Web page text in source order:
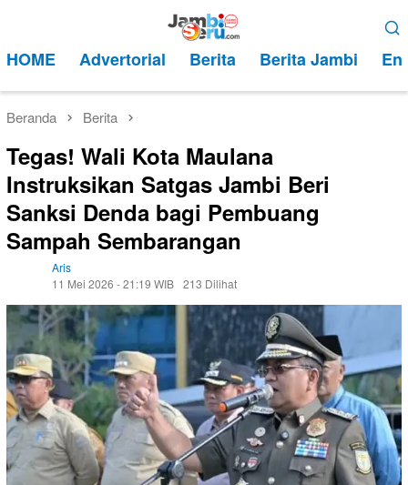
kontenMobile
HOME Advertorial Berita Berita Jambi
Beranda Berita
Tegas! Wali Kota Maulana
Instruksikan Satgas Jambi Beri
Sanksi Denda bagi Pembuang
Sampah Sembarangan
Aris
11 Mei 2026 - 21:19 WIB 213 Dilihat